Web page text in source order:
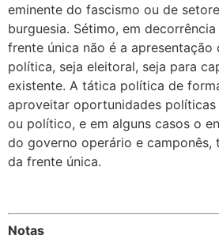
eminente do fascismo ou de
burguesia. Sétimo, em
frente única não é a apresentação
política, seja eleitoral, seja para
existente. A tática política de
aproveitar oportunidades
ou político, e em alguns casos o
do governo operário e camponês,
da frente única.
Notas